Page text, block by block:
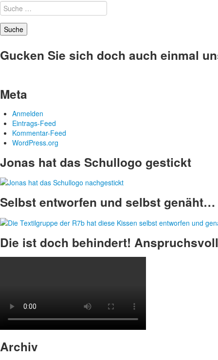
Suche
nach:
Gucken Sie sich doch auch einmal
Meta
Anmelden
Eintrags-Feed
Kommentar-Feed
WordPress.org
Jonas hat das Schullogo gestickt
Selbst entworfen und selbst
Die ist doch behindert!
Archiv